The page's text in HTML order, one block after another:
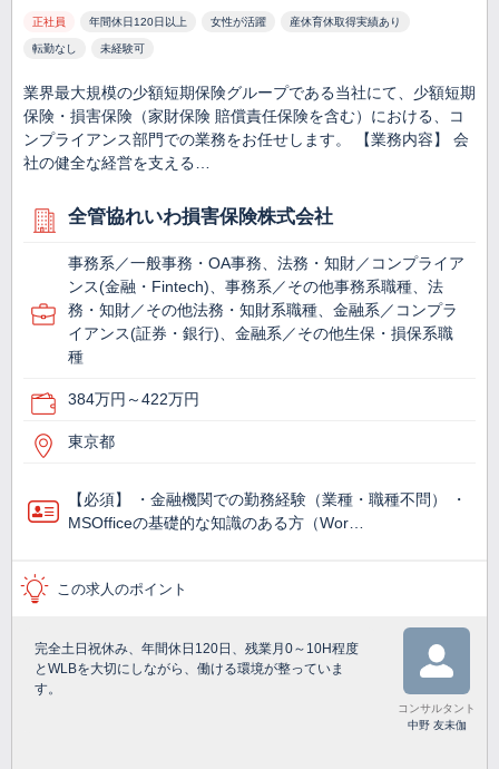
正社員 年間休日120日以上 女性が活躍 産休育休取得実績あり
転勤なし 未経験可
業界最大規模の少額短期保険グループである当社にて、少額短期
保険・損害保険（家財保険 賠償責任保険を含む）における、コ
ンプライアンス部門での業務をお任せします。 【業務内容】 会
社の健全な経営を支える…
全管協れいわ損害保険株式会社
事務系／一般事務・OA事務、法務・知財／コンプライア
ンス(金融・Fintech)、事務系／その他事務系職種、法
務・知財／その他法務・知財系職種、金融系／コンプラ
イアンス(証券・銀行)、金融系／その他生保・損保系職
種
384万円～422万円
東京都
【必須】 ・金融機関での勤務経験（業種・職種不問） ・
MSOfficeの基礎的な知識のある方（Wor…
この求人のポイント
完全土日祝休み、年間休日120日、残業月0～10H程度
とWLBを大切にしながら、働ける環境が整っていま
す。
コンサルタント
中野 友未伽